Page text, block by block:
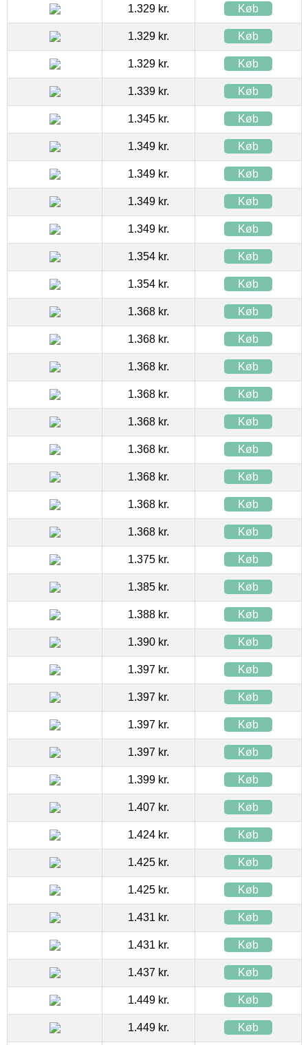
1.329 kr. Køb
1.329 kr. Køb
1.329 kr. Køb
1.339 kr. Køb
1.345 kr. Køb
1.349 kr. Køb
1.349 kr. Køb
1.349 kr. Køb
1.349 kr. Køb
1.354 kr. Køb
1.354 kr. Køb
1.368 kr. Køb
1.368 kr. Køb
1.368 kr. Køb
1.368 kr. Køb
1.368 kr. Køb
1.368 kr. Køb
1.368 kr. Køb
1.368 kr. Køb
1.368 kr. Køb
1.375 kr. Køb
1.385 kr. Køb
1.388 kr. Køb
1.390 kr. Køb
1.397 kr. Køb
1.397 kr. Køb
1.397 kr. Køb
1.397 kr. Køb
1.399 kr. Køb
1.407 kr. Køb
1.424 kr. Køb
1.425 kr. Køb
1.425 kr. Køb
1.431 kr. Køb
1.431 kr. Køb
1.437 kr. Køb
1.449 kr. Køb
1.449 kr. Køb